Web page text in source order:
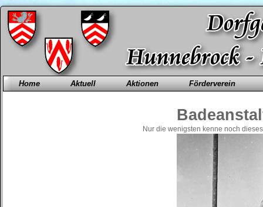
Home Aktuell Aktionen Förderverein
Nur die wenigsten kenne noch